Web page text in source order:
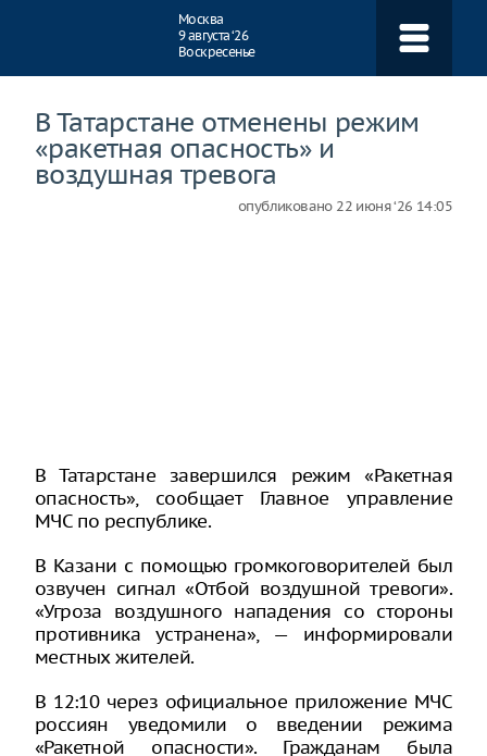
Москва
9 августа ‘26
Воскресенье
В Татарстане отменены режим
«ракетная опасность» и
воздушная тревога
опубликовано 22 июня ‘26 14:05
В Татарстане завершился режим «Ракетная
опасность», сообщает Главное управление
МЧС по республике.
В Казани с помощью громкоговорителей был
озвучен сигнал «Отбой воздушной тревоги».
«Угроза воздушного нападения со стороны
противника устранена», — информировали
местных жителей.
В 12:10 через официальное приложение МЧС
россиян уведомили о введении режима
«Ракетной опасности». Гражданам была